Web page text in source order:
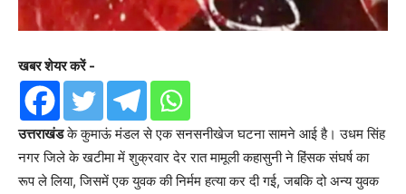
खबर शेयर करें -
उत्तराखंडके कुमाऊं मंडल से एक सनसनीखेज घटना सामने आई है। उधम सिंह
नगर जिले के खटीमा में शुक्रवार देर रात मामूली कहासुनी ने हिंसक संघर्ष का
रूप ले लिया, जिसमें एक युवक की निर्मम हत्या कर दी गई, जबकि दो अन्य युवक